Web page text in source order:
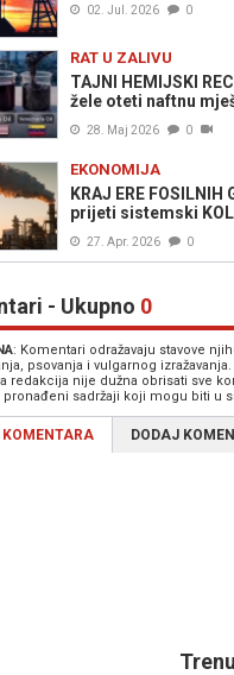
02. Jul. 2026 0
RAT U ZALIVU
TAJNI HEMIJSKI
žele oteti naftnu
28. Maj 2026 0
EKONOMIJA
KRAJ ERE
prijeti sistemski
27. Apr. 2026 0
- Ukupno 0
: Komentari odražavaju stavove
psovanja i vulgarnog
redakcija nije dužna obrisati sve
sadržaji koji mogu biti u
KOMENTARA DODAJ